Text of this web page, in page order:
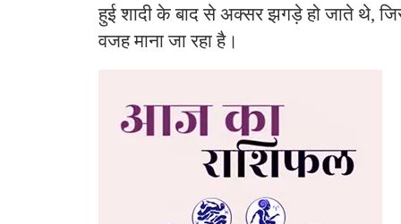
हुई शादी के बाद से अक्सर झगड़े हो जाते थे,
वजह माना जा रहा है।